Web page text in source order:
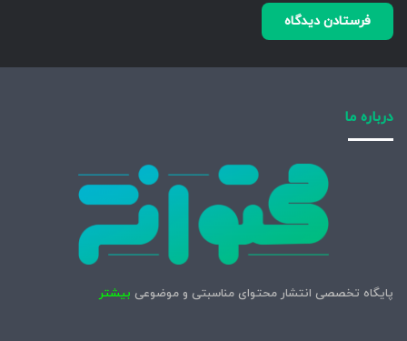
درباره ما
پایگاه تخصصی انتشار محتوای مناسبتی و موضوعی بیشتر